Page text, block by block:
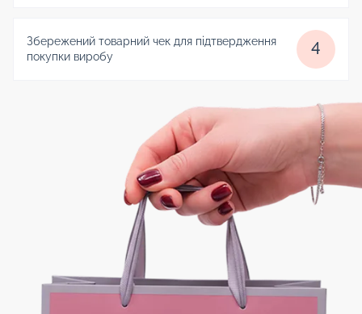
Збережений товарний чек для підтвердження
покупки виробу
4